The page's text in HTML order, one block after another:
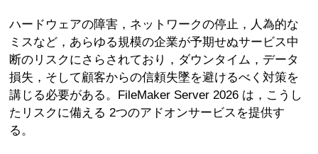
ハードウェアの障害，ネットワークの停止，人為的な
ミスなど，あらゆる規模の企業が予期せぬサービス中
断のリスクにさらされており，ダウンタイム，データ
損失，そして顧客からの信頼失墜を避けるべく対策を
講じる必要がある。FileMaker Server 2026 は，こうし
たリスクに備える 2つのアドオンサービスを提供す
る。